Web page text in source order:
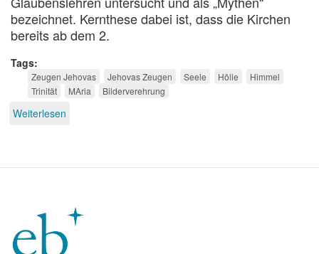
bezeichnet. Kernthese dabei ist, dass die Kirchen
bereits ab dem 2.
Tags
Zeugen Jehovas Jehovas Zeugen Seele Hölle
Himmel
Trinität
MAria Bilderverehrung
Weiterlesen